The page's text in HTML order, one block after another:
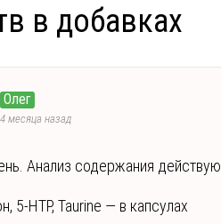
в добавках
Олег
4 месяца назад
Анализ содержания
5-HTP, Taurine — в капсулах